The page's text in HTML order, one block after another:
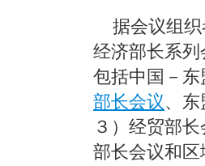
据会议组织
经济部长系
包括中国－
部长会议、
３）经贸部
部长会议和